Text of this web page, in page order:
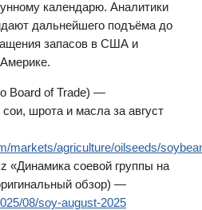
календарю. Аналитики
дальнейшего подъёма до
запасов в США и
Board of Trade) —
шрота и масла за август
markets/agriculture/oilseeds/
«Динамика соевой группы на
обзор) —
08/soy-august-2025